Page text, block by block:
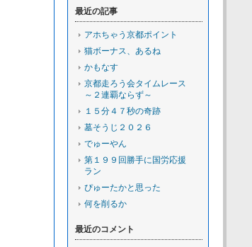
最近の記事
アホちゃう京都ポイント
猫ボーナス、あるね
かもなす
京都走ろう会タイムレース
～２連覇ならず～
１５分４７秒の奇跡
墓そうじ２０２６
でゅーやん
第１９９回勝手に国労応援
ラン
ぴゅーたかと思った
何を削るか
最近のコメント